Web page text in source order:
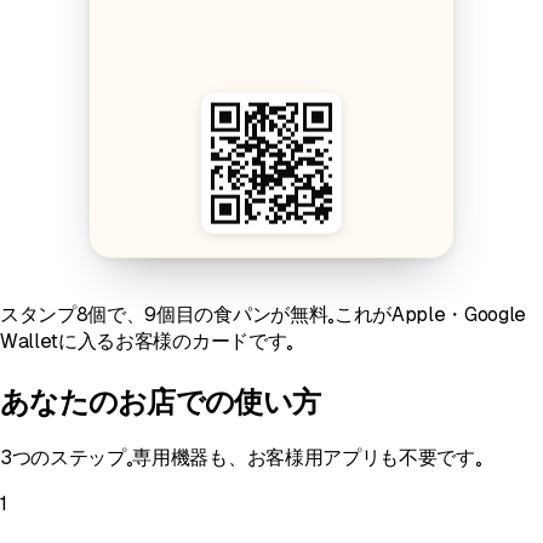
スタンプ8個で、9個目の食パンが無料。これがApple・Google
Walletに入るお客様のカードです。
あなたのお店での使い方
3つのステップ。専用機器も、お客様用アプリも不要です。
1